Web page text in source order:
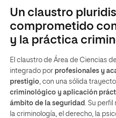
Un claustro
comprometido
y la práctica
El claustro de Área de Ciencias
integrado por profesionales y
prestigio, con una sólida
criminológico y aplicación
ámbito de la seguridad . Su
la criminología, el derecho, la